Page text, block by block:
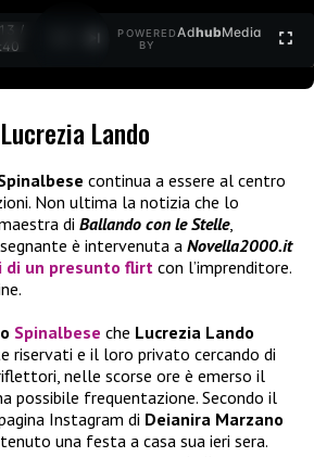
/
POWERED
BY
AdhubMedia
Lando
continua a essere al centro
Non ultima la notizia che lo
di Ballando con le Stelle,
è intervenuta a Novella2000.it
di un presunto flirt con l’imprenditore.
Spinalbese che Lucrezia Lando
riservati e il loro privato cercando di
nelle scorse ore è emerso il
possibile frequentazione. Secondo il
Instagram di Deianira Marzano
una festa a casa sua ieri sera.